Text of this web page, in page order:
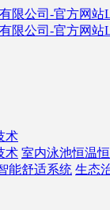
术
术 室内泳池恒温
能舒适系统 生态